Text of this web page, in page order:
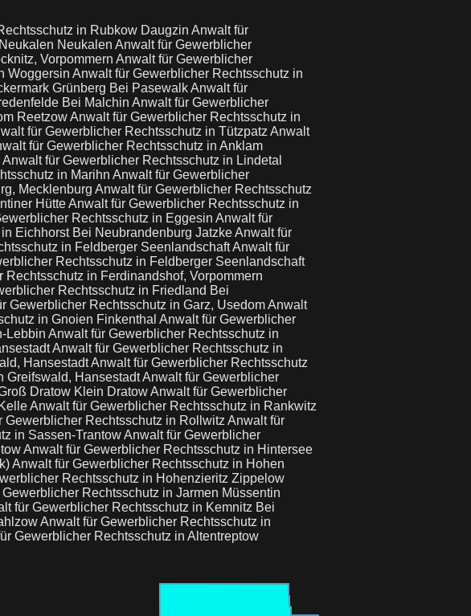
in Rubkow Daugzin Anwalt für
Neukalen Anwalt für Gewerblicher
Vorpommern Anwalt für Gewerblicher
Woggersin Anwalt für Gewerblicher Rechtsschutz in
Grünberg Bei PasewalkAnwalt für
Bei Malchin Anwalt für Gewerblicher
ReetzowAnwalt für Gewerblicher Rechtsschutz in
für Gewerblicher Rechtsschutz in Tützpatz Anwalt
für Gewerblicher Rechtsschutz in Anklam
Anwalt für Gewerblicher Rechtsschutz in Lindetal
in Marihn Anwalt für Gewerblicher
Mecklenburg Anwalt für Gewerblicher Rechtsschutz
HütteAnwalt für Gewerblicher Rechtsschutz in
Rechtsschutz in Eggesin Anwalt für
Eichhorst Bei Neubrandenburg JatzkeAnwalt für
in Feldberger SeenlandschaftAnwalt für
Rechtsschutz in Feldberger Seenlandschaft
Rechtsschutz in Ferdinandshof, Vorpommern
Rechtsschutz in Friedland Bei
Gewerblicher Rechtsschutz in Garz, UsedomAnwalt
in Gnoien Finkenthal Anwalt für Gewerblicher
Lebbin Anwalt für Gewerblicher Rechtsschutz in
Anwalt für Gewerblicher Rechtsschutz in
HansestadtAnwalt für Gewerblicher Rechtsschutz
Greifswald, HansestadtAnwalt für Gewerblicher
Dratow Klein DratowAnwalt für Gewerblicher
Anwalt für Gewerblicher Rechtsschutz in Rankwitz
Gewerblicher Rechtsschutz in Rollwitz Anwalt für
in Sassen-TrantowAnwalt für Gewerblicher
Anwalt für Gewerblicher Rechtsschutz in Hintersee
Anwalt für Gewerblicher Rechtsschutz in Hohen
Rechtsschutz in Hohenzieritz Zippelow
Rechtsschutz in Jarmen Müssentin
für Gewerblicher Rechtsschutz in Kemnitz Bei
Anwalt für Gewerblicher Rechtsschutz in
Gewerblicher Rechtsschutz in Altentreptow